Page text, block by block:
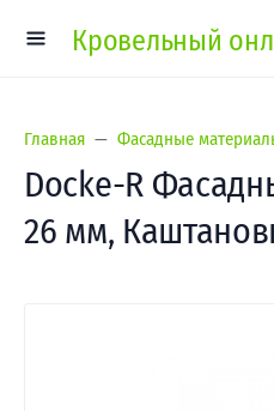
Кровельный
Главная Фасадные
Docke-R
26 мм,